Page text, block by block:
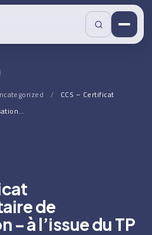
/
CCS – Certificat
de
– à l’issue du TP